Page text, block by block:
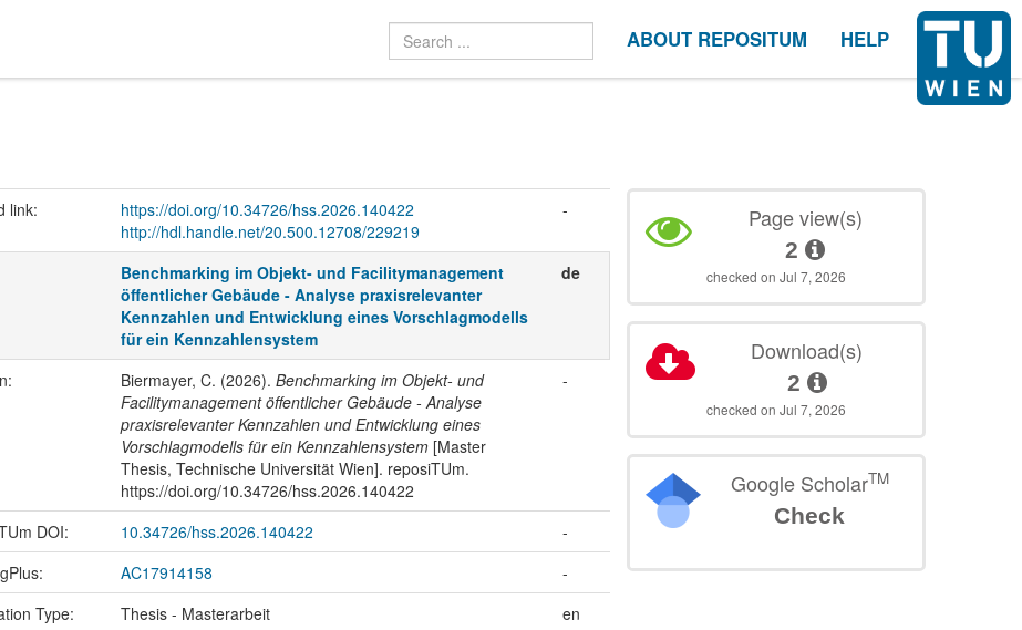
ABOUT REPOSITUM HELP
link:
https://doi.org/10.34726/hss.2026.140422
http://hdl.handle.net/20.500.12708/229219
-
Benchmarking im Objekt- und Facilitymanagement
öffentlicher Gebäude - Analyse praxisrelevanter
Kennzahlen und Entwicklung eines Vorschlagmodells
für ein Kennzahlensystem
de
Biermayer, C. (2026). Benchmarking im Objekt- und
Facilitymanagement öffentlicher Gebäude - Analyse
praxisrelevanter Kennzahlen und Entwicklung eines
Vorschlagmodells für ein Kennzahlensystem[Master
Thesis, Technische Universität Wien]. reposiTUm.
https://doi.org/10.34726/hss.2026.140422
-
DOI: 10.34726/hss.2026.140422
-
AC17914158
-
Type:
Thesis - Masterarbeit
en
Page view(s)
2
checked on Jul 7, 2026
Download(s)
2
checked on Jul 7, 2026
Google ScholarTM
Check